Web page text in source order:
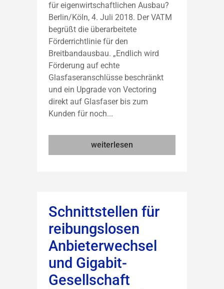
für eigenwirtschaftlichen Ausbau?
Berlin/Köln, 4. Juli 2018. Der VATM
begrüßt die überarbeitete
Förderrichtlinie für den
Breitbandausbau. „Endlich wird
Förderung auf echte
Glasfaseranschlüsse beschränkt
und ein Upgrade von Vectoring
direkt auf Glasfaser bis zum
Kunden für noch...
weiterlesen
Schnittstellen für
reibungslosen
Anbieterwechsel
und Gigabit-
Gesellschaft